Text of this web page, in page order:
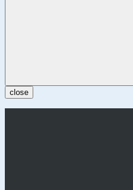
close